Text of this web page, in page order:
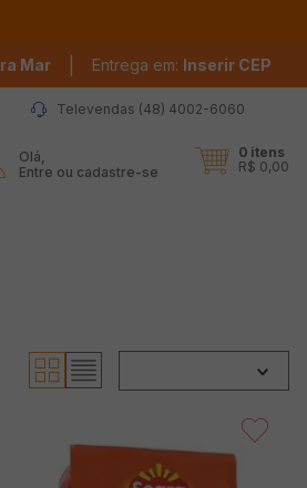
Mar Entrega em: Inserir CEP
Televendas (48) 4002-6060
Olá,
Entre ou cadastre-se
0 itens
R$ 0,00